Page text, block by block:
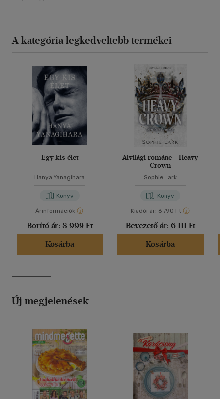
A kategória legkedveltebb termékei
Egy kis élet
Hanya Yanagihara
Könyv
Árinformációk
Borító ár: 8 999 Ft
Kosárba
Alvilági románc - Heavy
Crown
Sophie Lark
Könyv
Kiadói ár: 6 790 Ft
Bevezető ár: 6 111 Ft
Kosárba
Új megjelenések